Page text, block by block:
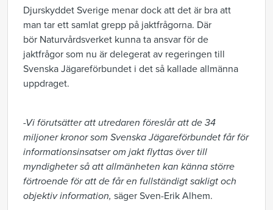
Djurskyddet Sverige menar dock att det är bra att
man tar ett samlat grepp på jaktfrågorna. Där
bör Naturvårdsverket kunna ta ansvar för de
jaktfrågor som nu är delegerat av regeringen till
Svenska Jägareförbundet i det så kallade allmänna
uppdraget.
-Vi förutsätter att utredaren föreslår att de 34
miljoner kronor som Svenska Jägareförbundet får för
informationsinsatser om jakt flyttas över till
myndigheter så att allmänheten kan känna större
förtroende för att de får en fullständigt sakligt och
objektiv information, säger Sven-Erik Alhem.